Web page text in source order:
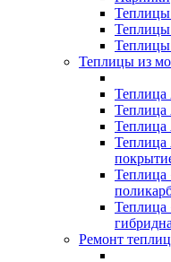
Теплицы
Теплицы из
Теплица
Теплица
Ремонт теплиц